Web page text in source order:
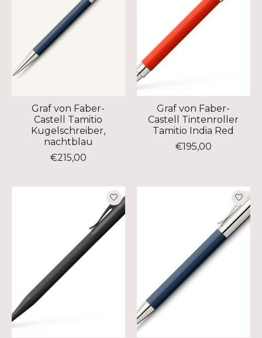
Graf von Faber-
Castell Tamitio
Kugelschreiber,
nachtblau
€215,00
Graf von Faber-
Castell Tintenroller
Tamitio India Red
€195,00